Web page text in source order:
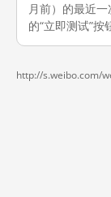
月前）的最近
的“立即测试”按
http://s.weibo.com/